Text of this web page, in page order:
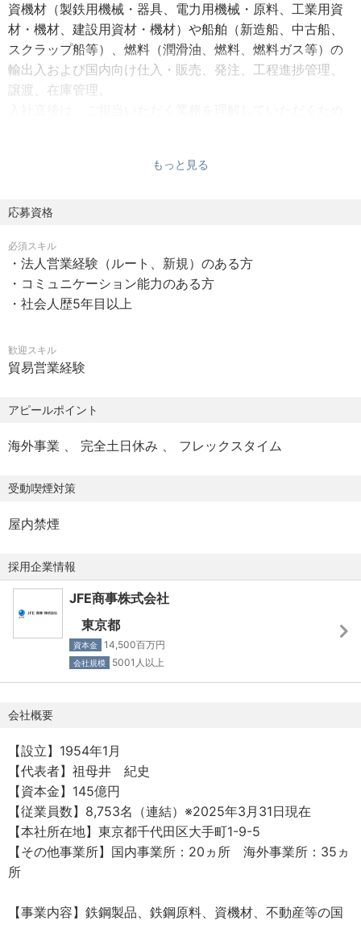
資機材（製鉄用機械・器具、電力用機械・原料、工業用資
材・機材、建設用資材・機材）や船舶（新造船、中古船、
スクラップ船等）、燃料（潤滑油、燃料、燃料ガス等）の
輸出入および国内向け仕入・販売、発注、工程進捗管理、
譲渡、在庫管理。
・コミュニケーション能力のある方
・社会人歴5年目以上
※歓迎スキル：貿易営業経験
###選考フロー
配属先については、これまでのご経験、適性、希望等を考
慮した上で、決定致します
もっと見る
応募資格
必須スキル
・法人営業経験（ルート、新規）のある方
・コミュニケーション能力のある方
・社会人歴5年目以上
歓迎スキル
貿易営業経験
アピールポイント
海外事業 完全土日休み フレックスタイム
受動喫煙対策
屋内禁煙
採用企業情報
JFE商事株式会社
東京都
資本金 14,500百万円
会社規模 5001人以上
会社概要
【設立】1954年1月
【代表者】祖母井 紀史
【資本金】145億円
【従業員数】8,753名（連結）※2025年3月31日現在
【本社所在地】東京都千代田区大手町1-9-5
【その他事業所】国内事業所：20ヵ所 海外事業所：35ヵ
所
【事業内容】鉄鋼製品、鉄鋼原料、資機材、不動産等の国